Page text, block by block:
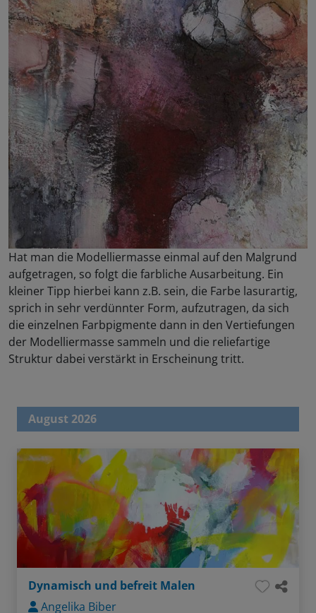
Hat man die Modelliermasse einmal auf den Malgrund
aufgetragen, so folgt die farbliche Ausarbeitung. Ein
kleiner Tipp hierbei kann z.B. sein, die Farbe lasurartig,
sprich in sehr verdünnter Form, aufzutragen, da sich
die einzelnen Farbpigmente dann in den Vertiefungen
der Modelliermasse sammeln und die reliefartige
Struktur dabei verstärkt in Erscheinung tritt.
August 2026
Dynamisch und befreit Malen
Angelika Biber